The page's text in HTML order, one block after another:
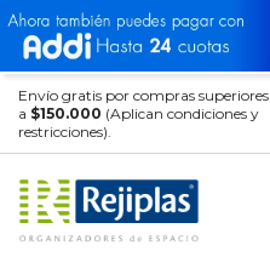
Envío gratis por compras superiores
a $150.000 (Aplican condiciones y
restricciones).